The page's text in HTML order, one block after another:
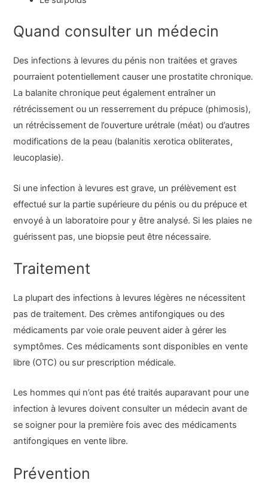
Quand consulter un médecin
Des infections à levures du pénis non traitées et graves
pourraient potentiellement causer une prostatite chronique.
La balanite chronique peut également entraîner un
rétrécissement ou un resserrement du prépuce (phimosis),
un rétrécissement de l’ouverture urétrale (méat) ou d’autres
modifications de la peau (balanitis xerotica obliterates,
leucoplasie).
Si une infection à levures est grave, un prélèvement est
effectué sur la partie supérieure du pénis ou du prépuce et
envoyé à un laboratoire pour y être analysé. Si les plaies ne
guérissent pas, une biopsie peut être nécessaire.
Traitement
La plupart des infections à levures légères ne nécessitent
pas de traitement. Des crèmes antifongiques ou des
médicaments par voie orale peuvent aider à gérer les
symptômes. Ces médicaments sont disponibles en vente
libre (OTC) ou sur prescription médicale.
Les hommes qui n’ont pas été traités auparavant pour une
infection à levures doivent consulter un médecin avant de
se soigner pour la première fois avec des médicaments
antifongiques en vente libre.
Prévention